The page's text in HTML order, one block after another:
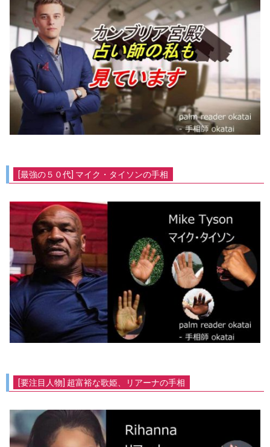
[最強の５０代] マイク・タイソンの手相
[要注目人物] 超富裕な歌姫、リアーナの手相